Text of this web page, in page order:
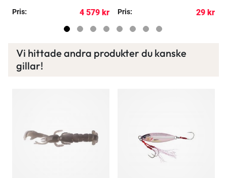
Pris:
4 579 kr
Pris:
29 kr
Vi hittade andra produkter du kanske
gillar!